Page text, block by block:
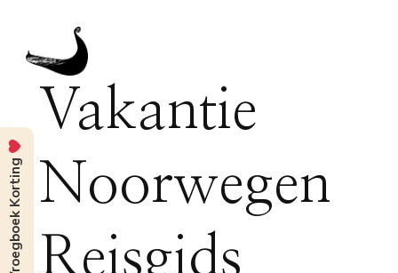
Vakantie
Noorwegen
Reisgids
Vroegboek Korting